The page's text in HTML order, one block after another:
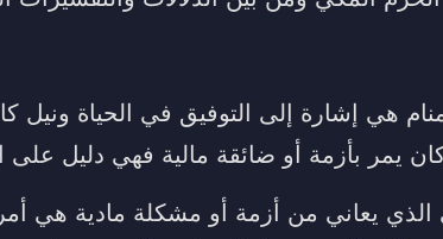
هي إشارة إلى التوفيق في الحياة ونيل
يمر بأزمة أو ضائقة مالية فهي دليل على
الذي يعاني من أزمة أو مشكلة مادية هي